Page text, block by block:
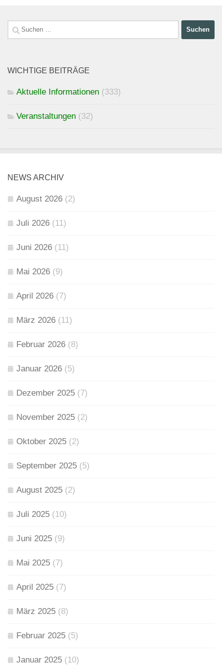
Suchen
nach:
WICHTIGE BEITRÄGE
Aktuelle Informationen (333)
Veranstaltungen (32)
NEWS ARCHIV
August 2026 (2)
Juli 2026 (11)
Juni 2026 (11)
Mai 2026 (9)
April 2026 (7)
März 2026 (11)
Februar 2026 (8)
Januar 2026 (5)
Dezember 2025 (7)
November 2025 (2)
Oktober 2025 (2)
September 2025 (5)
August 2025 (2)
Juli 2025 (10)
Juni 2025 (9)
Mai 2025 (7)
April 2025 (7)
März 2025 (8)
Februar 2025 (5)
Januar 2025 (10)